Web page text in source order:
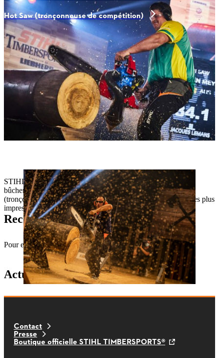
Hot Saw (tronçonneuse de compétition)
STIHL TIMBERSPORTS® repose sur six disciplines du
bûcheronnage sportif riche en traditions, dont la Hot Saw
(tronçonneuse de compétition) est l’une des plus difficiles et des plus
impressionnantes.
Records du monde
Pour en savoir plus sur les records, consultez labase de données
STIHL TIMBERSPORTS® .
Actualités récentes
Contact
Presse
Boutique officielle STIHL TIMBERSPORTS®